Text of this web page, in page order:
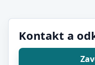
Kontakt a